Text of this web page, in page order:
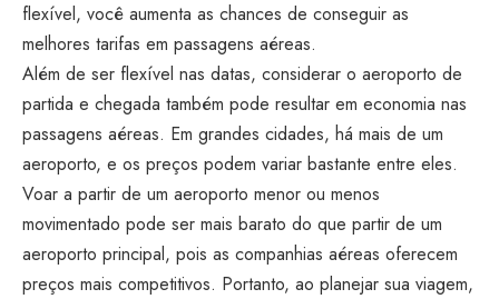
flexível, você aumenta as chances de conseguir as
melhores tarifas em passagens aéreas.
Além de ser flexível nas datas, considerar o aeroporto de
partida e chegada também pode resultar em economia nas
passagens aéreas. Em grandes cidades, há mais de um
aeroporto, e os preços podem variar bastante entre eles.
Voar a partir de um aeroporto menor ou menos
movimentado pode ser mais barato do que partir de um
aeroporto principal, pois as companhias aéreas oferecem
preços mais competitivos. Portanto, ao planejar sua viagem,